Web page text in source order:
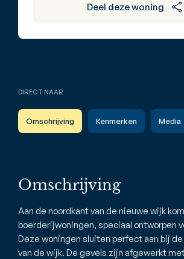
Deel deze woning
DIRECT NAAR
Omschrijving Kenmerken Media
Omschrijving
Aan de noordkant van de nieuwe wijk
boerderijwoningen, speciaal ontworpen
Deze woningen sluiten perfect aan bij
van de wijk. De gevels zijn afgewerkt